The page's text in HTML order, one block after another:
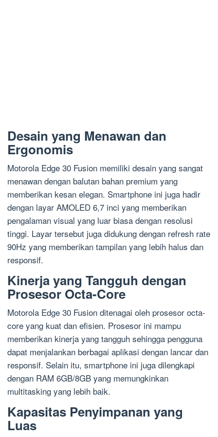
Desain yang Menawan dan
Ergonomis
Motorola Edge 30 Fusion memiliki desain yang sangat
menawan dengan balutan bahan premium yang
memberikan kesan elegan. Smartphone ini juga hadir
dengan layar AMOLED 6,7 inci yang memberikan
pengalaman visual yang luar biasa dengan resolusi
tinggi. Layar tersebut juga didukung dengan refresh rate
90Hz yang memberikan tampilan yang lebih halus dan
responsif.
Kinerja yang Tangguh dengan
Prosesor Octa-Core
Motorola Edge 30 Fusion ditenagai oleh prosesor octa-
core yang kuat dan efisien. Prosesor ini mampu
memberikan kinerja yang tangguh sehingga pengguna
dapat menjalankan berbagai aplikasi dengan lancar dan
responsif. Selain itu, smartphone ini juga dilengkapi
dengan RAM 6GB/8GB yang memungkinkan
multitasking yang lebih baik.
Kapasitas Penyimpanan yang
Luas